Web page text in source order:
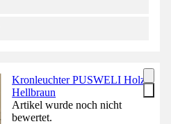
Kronleuchter PUSWELI Holz
Hellbraun
Artikel wurde noch nicht
bewertet.